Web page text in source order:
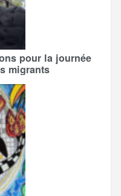
pour la journée
migrants